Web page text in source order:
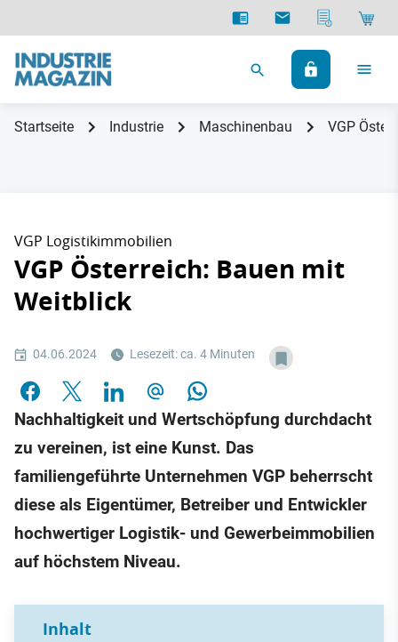
Startseite Industrie Maschinenbau VGP
VGP Logistikimmobilien
VGP Österreich: Bauen mit
Weitblick
04.06.2024 Lesezeit: ca. 4 Minuten
Nachhaltigkeit und Wertschöpfung durchdacht
zu vereinen, ist eine Kunst. Das
familiengeführte Unternehmen VGP beherrscht
diese als Eigentümer, Betreiber und Entwickler
hochwertiger Logistik- und Gewerbeimmobilien
auf höchstem Niveau.
Inhalt